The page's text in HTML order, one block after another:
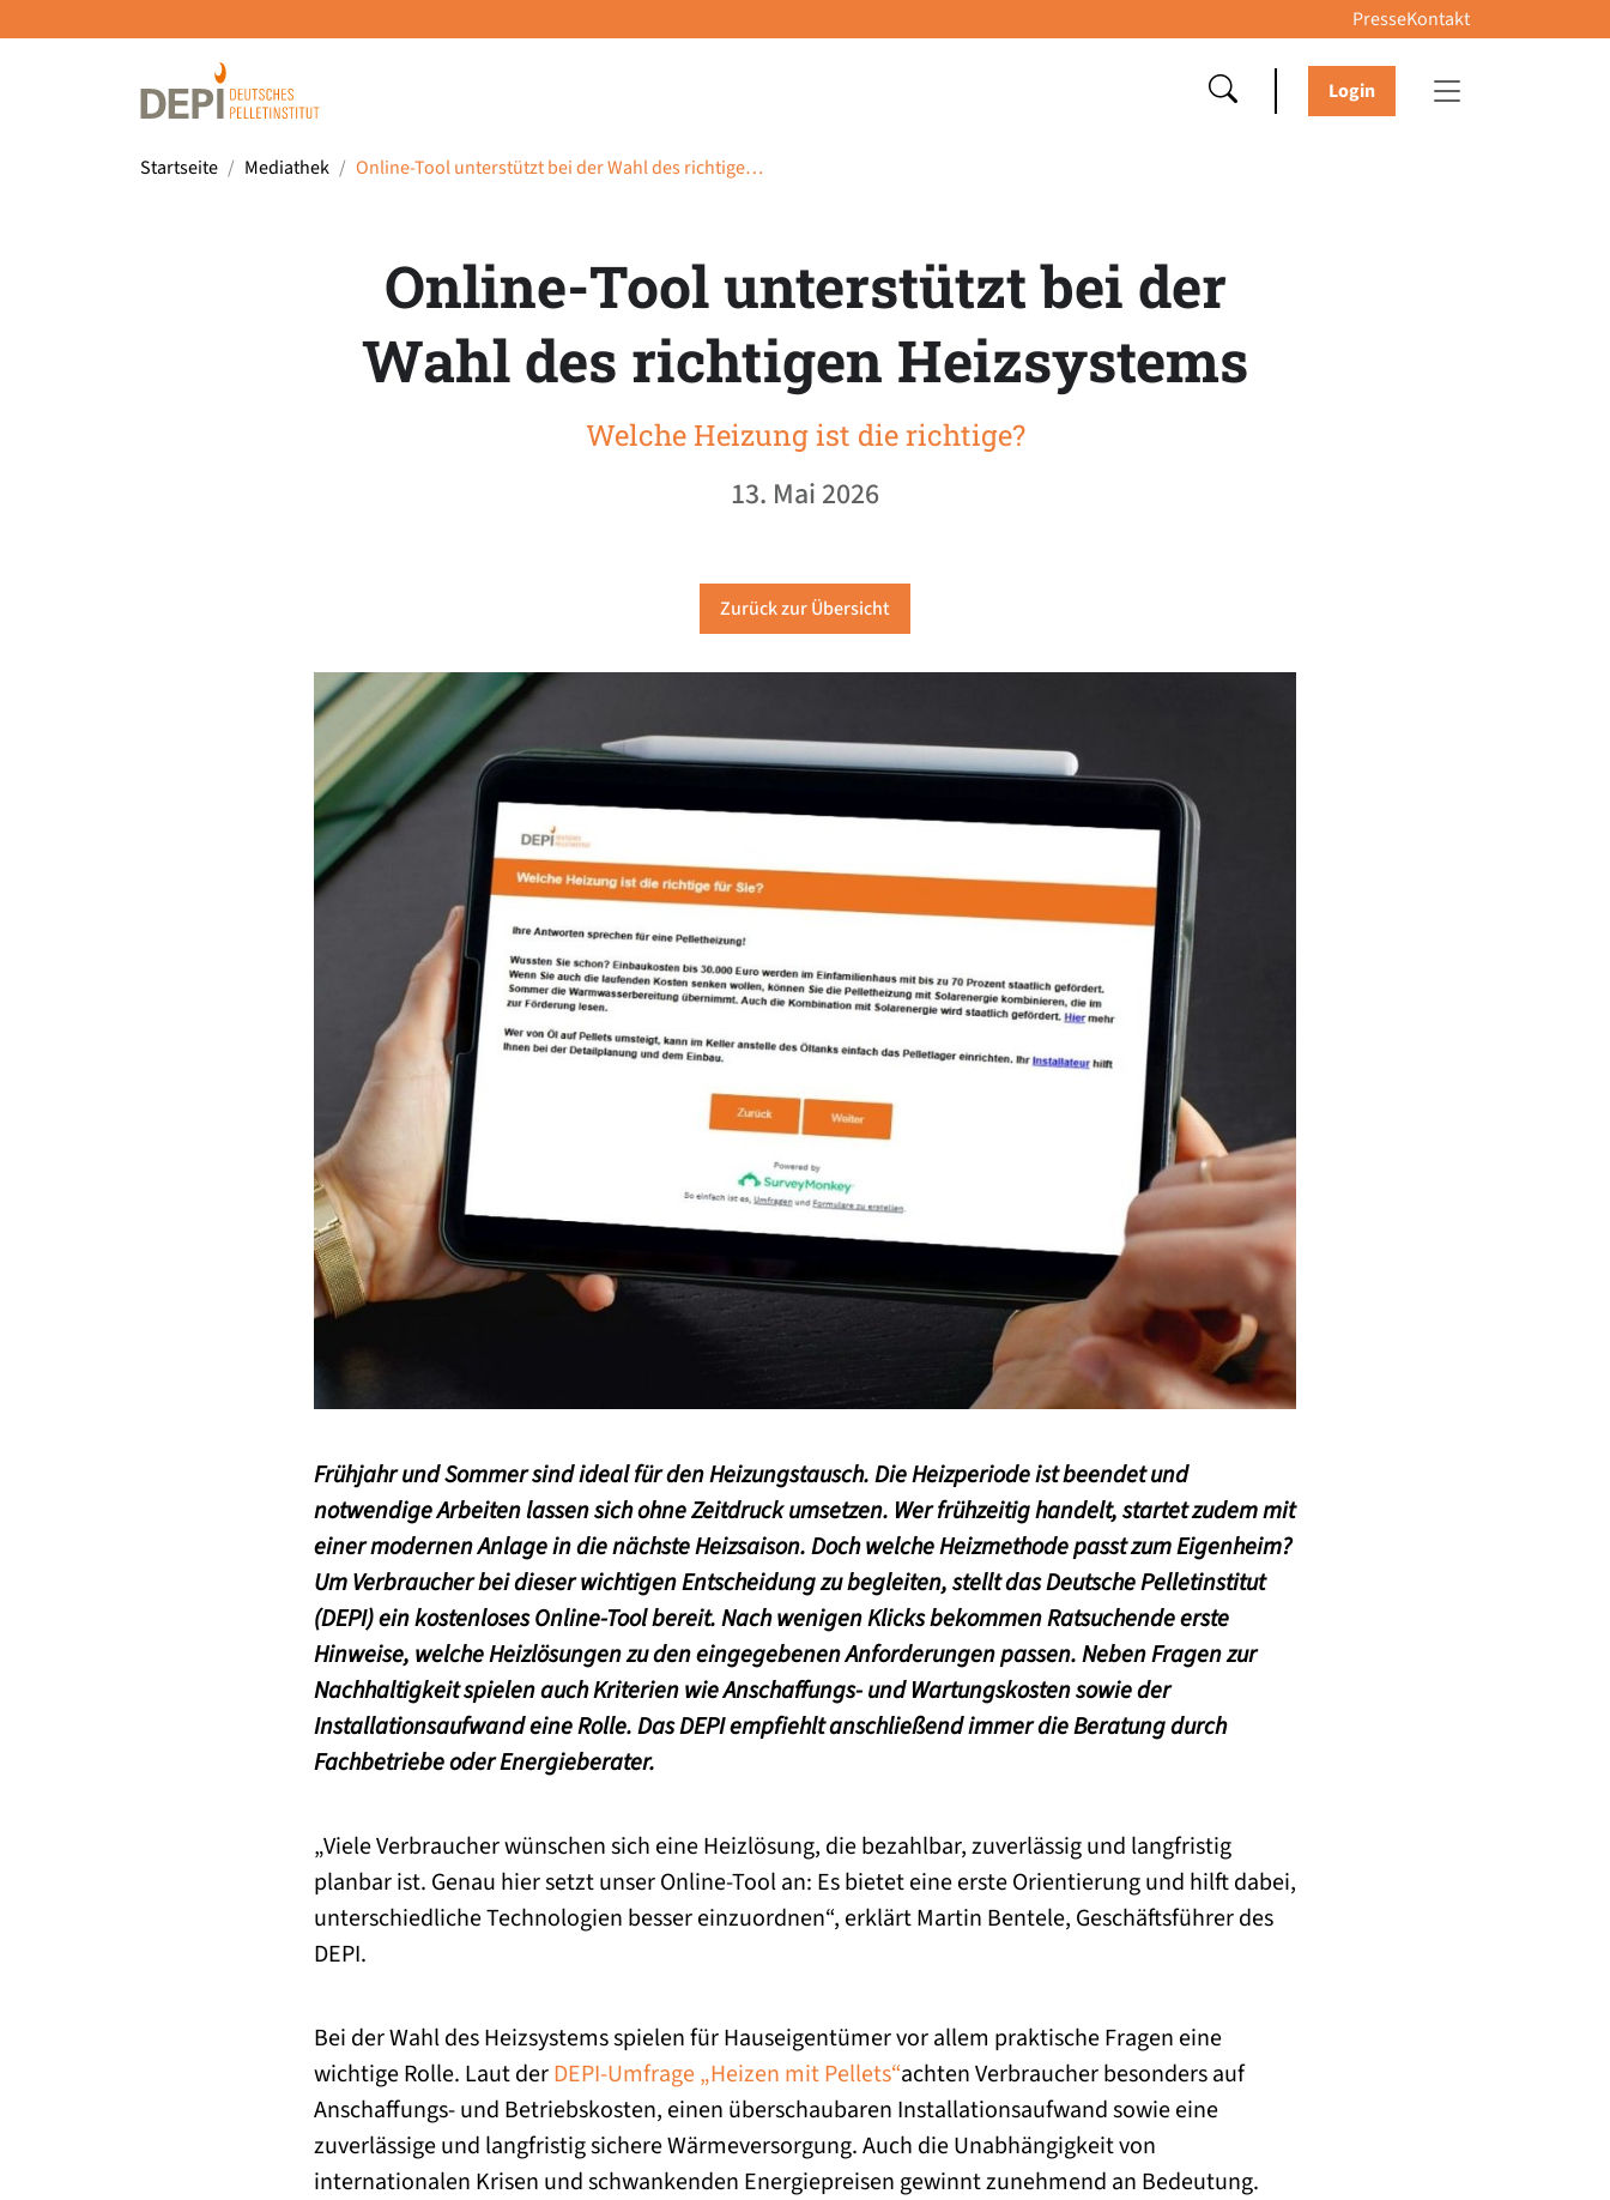
PresseKontakt
Login
Startseite Mediathek Online-Tool unterstützt bei der Wahl des richtige…
Online-Tool unterstützt bei der
Wahl des richtigen Heizsystems
Welche Heizung ist die richtige?
13. Mai 2026
Zurück zur Übersicht
Frühjahr und Sommer sind ideal für den Heizungstausch. Die Heizperiode ist beendet und
notwendige Arbeiten lassen sich ohne Zeitdruck umsetzen. Wer frühzeitig handelt, startet zudem mit
einer modernen Anlage in die nächste Heizsaison. Doch welche Heizmethode passt zum Eigenheim?
Um Verbraucher bei dieser wichtigen Entscheidung zu begleiten, stellt das Deutsche Pelletinstitut
(DEPI) ein kostenloses Online-Tool bereit. Nach wenigen Klicks bekommen Ratsuchende erste
Hinweise, welche Heizlösungen zu den eingegebenen Anforderungen passen. Neben Fragen zur
Nachhaltigkeit spielen auch Kriterien wie Anschaffungs- und Wartungskosten sowie der
Installationsaufwand eine Rolle. Das DEPI empfiehlt anschließend immer die Beratung durch
Fachbetriebe oder Energieberater.
„Viele Verbraucher wünschen sich eine Heizlösung, die bezahlbar, zuverlässig und langfristig
planbar ist. Genau hier setzt unser Online-Tool an: Es bietet eine erste Orientierung und hilft dabei,
unterschiedliche Technologien besser einzuordnen“, erklärt Martin Bentele, Geschäftsführer des
DEPI.
Bei der Wahl des Heizsystems spielen für Hauseigentümer vor allem praktische Fragen eine
wichtige Rolle. Laut derDEPI-Umfrage „Heizen mit Pellets“achten Verbraucher besonders auf
Anschaffungs- und Betriebskosten, einen überschaubaren Installationsaufwand sowie eine
zuverlässige und langfristig sichere Wärmeversorgung. Auch die Unabhängigkeit von
internationalen Krisen und schwankenden Energiepreisen gewinnt zunehmend an Bedeutung.